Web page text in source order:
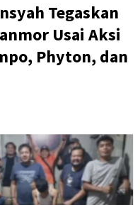
Tegaskan
Usai Aksi
Phyton, dan